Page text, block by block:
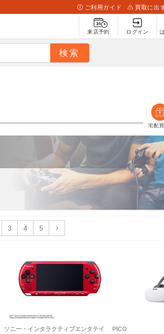
ご利用ガイド 買取に出
来店予約 ログイン
宅配
3 4 5
ソニー・インタラクティブエンタテイ
PICO